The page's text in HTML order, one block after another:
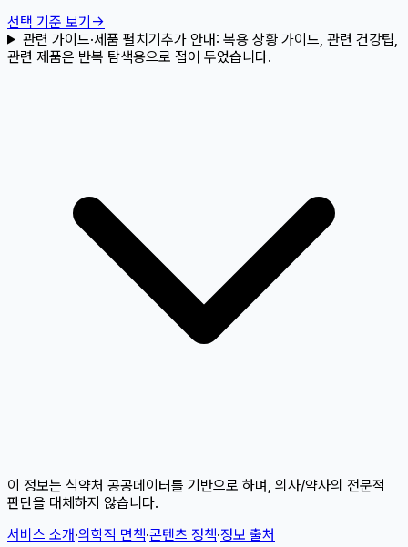
선택 기준 보기 →
관련 가이드·제품 펼치기추가 안내: 복용 상황 가이드, 관련 건강팁,
관련 제품은 반복 탐색용으로 접어 두었습니다.
이 정보는 식약처 공공데이터를 기반으로 하며, 의사/약사의 전문적
판단을 대체하지 않습니다.
서비스 소개·의학적 면책·콘텐츠 정책·정보 출처